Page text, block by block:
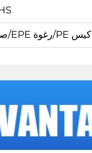
كيس PE/رغوة EPE/صندوق مخصص/صندوق خشبي مركب أو حسب الطلب